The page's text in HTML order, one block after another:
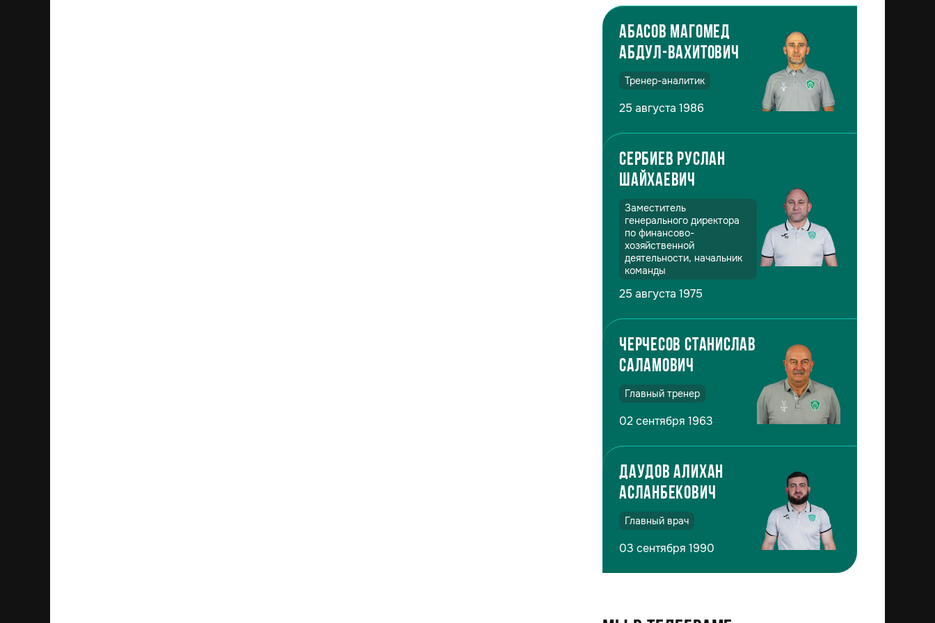
Абасов Магомед
Абдул-Вахитович
Тренер-аналитик
25 августа 1986
Сербиев Руслан
Шайхаевич
Заместитель
генерального директора
по финансово-
хозяйственной
деятельности, начальник
команды
25 августа 1975
Черчесов Станислав
Саламович
Главный тренер
02 сентября 1963
Даудов Алихан
Асланбекович
Главный врач
03 сентября 1990